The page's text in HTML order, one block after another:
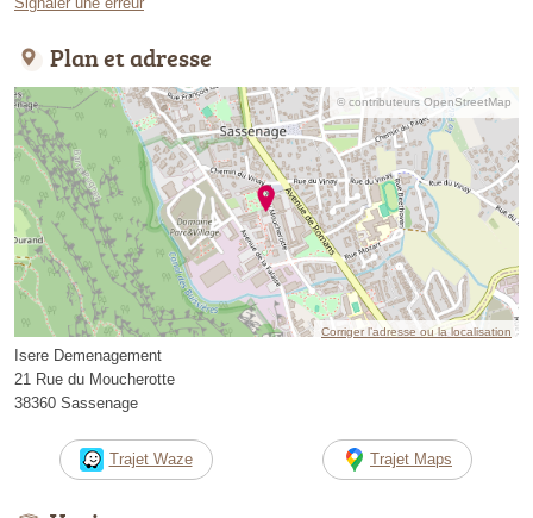
Plan et adresse
© contributeurs OpenStreetMap
Corriger l’adresse ou la localisation
Isere Demenagement
21 Rue du Moucherotte
38360 Sassenage
Trajet Waze Trajet Maps